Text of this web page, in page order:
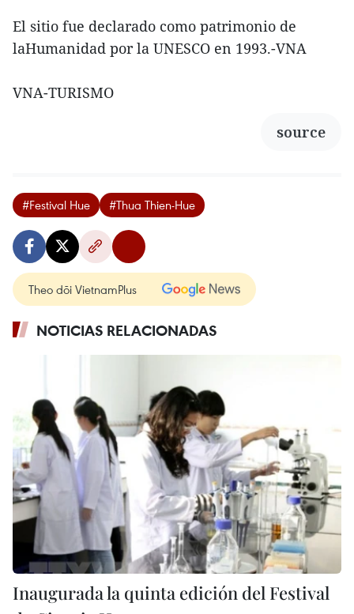
El sitio fue declarado como patrimonio de
laHumanidad por la UNESCO en 1993.-VNA
VNA-TURISMO
source
#Festival Hue #Thua Thien-Hue
Theo dõi VietnamPlus
NOTICIAS RELACIONADAS
Inaugurada la quinta edición del Festival